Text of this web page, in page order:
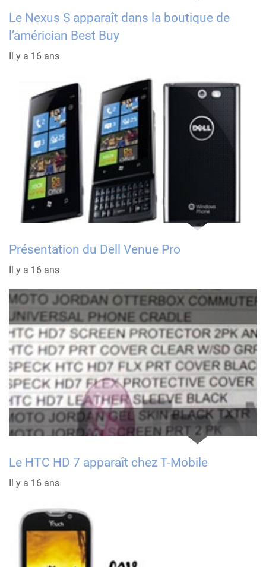
Le Nexus S apparaît dans la boutique de
l’américian Best Buy
Il y a 16 ans
Présentation du Dell Venue Pro
Il y a 16 ans
Le HTC HD 7 apparaît chez T-Mobile
Il y a 16 ans